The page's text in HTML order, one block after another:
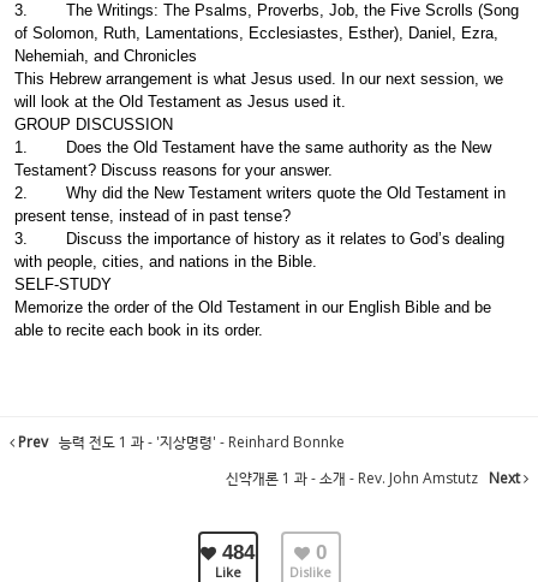
3. The Writings: The Psalms, Proverbs, Job, the Five Scrolls (Song
of Solomon, Ruth, Lamentations, Ecclesiastes, Esther), Daniel, Ezra,
Nehemiah, and Chronicles
This Hebrew arrangement is what Jesus used. In our next session, we
will look at the Old Testament as Jesus used it.
GROUP DISCUSSION
1. Does the Old Testament have the same authority as the New
Testament? Discuss reasons for your answer.
2. Why did the New Testament writers quote the Old Testament in
present tense, instead of in past tense?
3. Discuss the importance of history as it relates to God’s dealing
with people, cities, and nations in the Bible.
SELF-STUDY
Memorize the order of the Old Testament in our English Bible and be
able to recite each book in its order.
Prev 능력 전도 1 과 - '지상명령' - Reinhard Bonnke
신약개론 1 과 - 소개 - Rev. John Amstutz Next
484
Like
0
Dislike